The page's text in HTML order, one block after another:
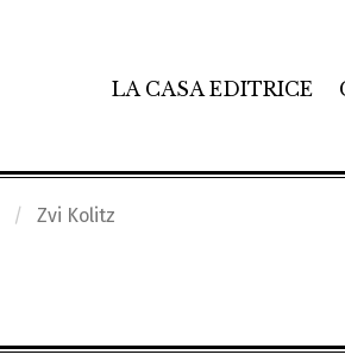
LA CASA EDITRICE
Zvi Kolitz